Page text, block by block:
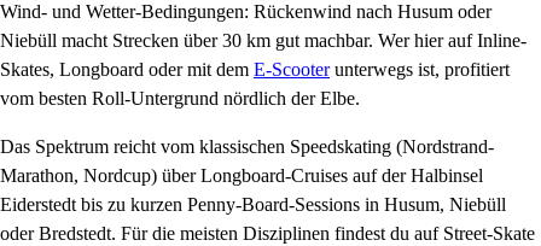
Wind- und Wetter-Bedingungen: Rückenwind nach Husum oder
Niebüll macht Strecken über 30 km gut machbar. Wer hier auf Inline-
Skates, Longboard oder mit dem E-Scooterunterwegs ist, profitiert
vom besten Roll-Untergrund nördlich der Elbe.
Das Spektrum reicht vom klassischen Speedskating (Nordstrand-
Marathon, Nordcup) über Longboard-Cruises auf der Halbinsel
Eiderstedt bis zu kurzen Penny-Board-Sessions in Husum, Niebüll
oder Bredstedt. Für die meisten Disziplinen findest du auf Street-Skate